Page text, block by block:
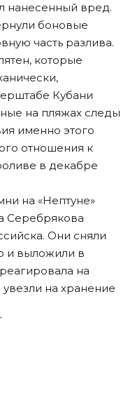
нанесенный вред.
боновые
часть разлива.
которые
Кубани
на пляжах следы
именно этого
отношения к
в декабре
на «Нептуне»
Серебрякова
Они сняли
и выложили в
на
на хранение